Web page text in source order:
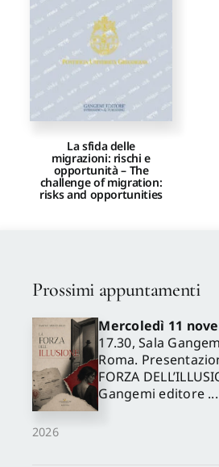
Gangemi Editore
Newsletter
La sfida delle
migrazioni: rischi e
opportunità – The
challenge of migration:
risks and opportunities
Prossimi appuntamenti
2026
Mercoledì 11
17.30, Sala
Roma.
FORZA
Gangemi editore ...